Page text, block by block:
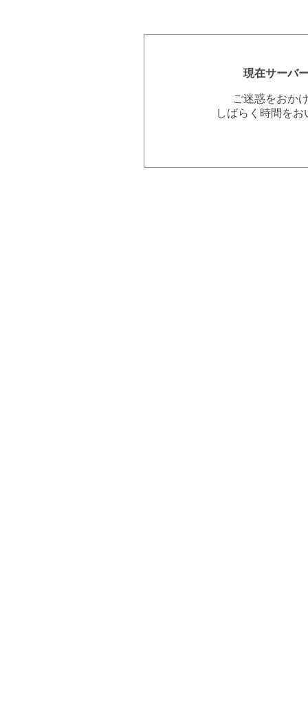
現在サーバ
ご迷惑をおか
しばらく時間を